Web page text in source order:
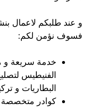
و عند طلبكم لاعمال
فسوف نؤمن لكم:
خدمة سريعة و
الفنيطيس
البطاريات و
كوادر متخصصة